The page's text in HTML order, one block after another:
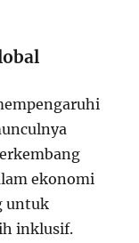
ekonomi
untuk
inklusif.